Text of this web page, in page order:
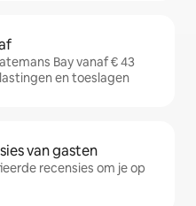
Bay vanaf € 43
en toeslagen
van gasten
recensies om je op